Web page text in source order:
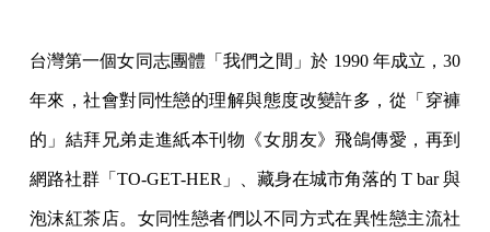
台灣第一個女同志團體「我們之間」於 1990 年成立，30
年來，社會對同性戀的理解與態度改變許多，從「穿褲
的」結拜兄弟走進紙本刊物《女朋友》飛鴿傳愛，再到
網路社群「TO-GET-HER」、藏身在城市角落的 T bar 與
泡沫紅茶店。女同性戀者們以不同方式在異性戀主流社